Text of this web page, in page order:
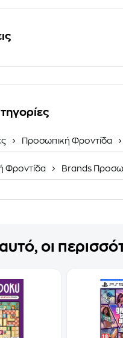
Προσωπική Φροντίδα
Φροντίδα Brands
οι